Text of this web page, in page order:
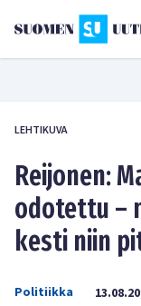
LEHTIKUVA
Reijonen:
odotettu –
kesti niin
Politiikka